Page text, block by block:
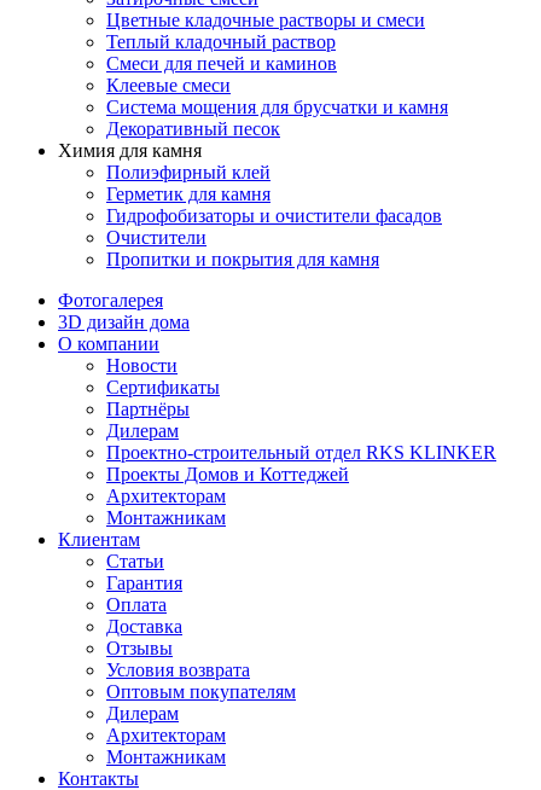
Цветные кладочные растворы и смеси
Теплый кладочный раствор
Смеси для печей и каминов
Клеевые смеси
Система мощения для брусчатки и камня
Декоративный песок
Химия для камня
Полиэфирный клей
Герметик для камня
Гидрофобизаторы и очистители фасадов
Очистители
Пропитки и покрытия для камня
Фотогалерея
3D дизайн дома
О компании
Новости
Сертификаты
Партнёры
Дилерам
Проектно-строительный отдел RKS KLINKER
Проекты Домов и Коттеджей
Архитекторам
Монтажникам
Клиентам
Статьи
Гарантия
Оплата
Доставка
Отзывы
Условия возврата
Оптовым покупателям
Дилерам
Архитекторам
Монтажникам
Контакты